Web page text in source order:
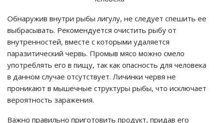
Обнаружив внутри рыбы лигулу, не следует спешить ее
выбрасывать. Рекомендуется очистить рыбу от
внутренностей, вместе с которыми удаляется
паразитический червь. Промыв мясо можно смело
употреблять его в пищу, так как опасность для человека
в данном случае отсутствует. Личинки червя не
проникают в мышечные структуры рыбы, что исключает
вероятность заражения.
Важно правильно приготовить продукт, придав его